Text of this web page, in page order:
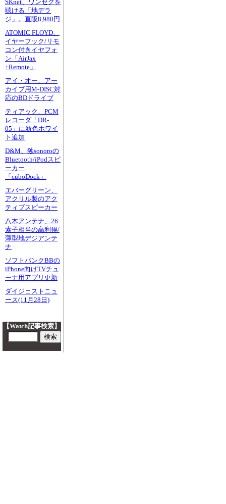
SKnet、ワンセグを
聴ける「地デラ
ジ」。直販8,980円
ATOMIC FLOYD、
イヤーフック/リモ
コン付きイヤフォ
ン「AirJax
+Remote」
アイ・オー、アー
カイブ用M-DISC対
応のBDドライブ
ティアック、PCM
レコーダ「DR-
05」に新色ホワイ
ト追加
D&M、独sonoroの
Bluetooth/iPodスピ
ーカー
「cuboDock」
エバーグリーン、
アクリル製のアク
ティブスピーカー
八木アンテナ、26
素子相当の高利得/
薄型地デジアンテ
ナ
ソフトバンクBBの
iPhone向けTVチュ
ーナ用アプリ更新
ダイジェストニュ
ース(11月28日)
【Watch記事検索】